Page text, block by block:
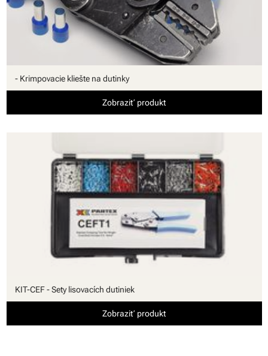
- Krimpovacie kliešte na dutinky
Zobraziť produkt
KIT-CEF - Sety lisovacích dutiniek
Zobraziť produkt